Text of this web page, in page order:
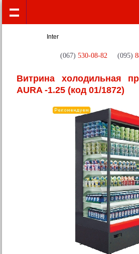
(067) 530-08-82 (095)
Витрина холодильная
AURA -1.25 (код 01/1872)